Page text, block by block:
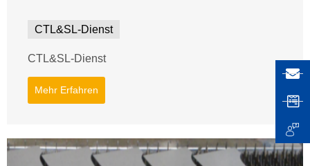
CTL&SL-Dienst
CTL&SL-Dienst
Mehr Erfahren